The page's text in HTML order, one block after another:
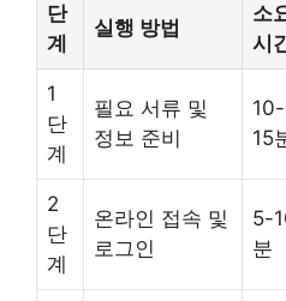
단
계
실행 방법
소
시
1
단
계
필요 서류 및
정보 준비
10-
15
2
단
계
온라인 접속 및
로그인
5-
분